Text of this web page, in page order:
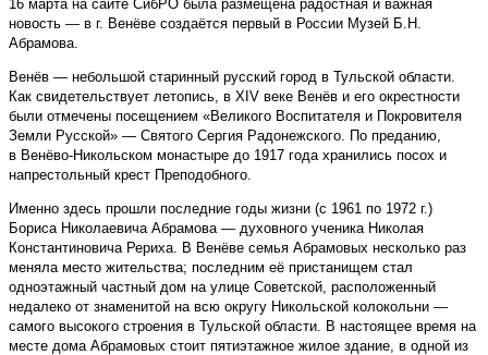
16 марта на сайте СибРО была размещена радостная и важная
новость — в г. Венёве создаётся первый в России Музей Б.Н.
Абрамова.
Венёв — небольшой старинный русский город в Тульской области.
Как свидетельствует летопись, в XIV веке Венёв и его окрестности
были отмечены посещением «Великого Воспитателя и Покровителя
Земли Русской» — Святого Сергия Радонежского. По преданию,
в Венёво-Никольском монастыре до 1917 года хранились посох и
напрестольный крест Преподобного.
Именно здесь прошли последние годы жизни (с 1961 по 1972 г.)
Бориса Николаевича Абрамова — духовного ученика Николая
Константиновича Рериха. В Венёве семья Абрамовых несколько раз
меняла место жительства; последним её пристанищем стал
одноэтажный частный дом на улице Советской, расположенный
недалеко от знаменитой на всю округу Никольской колокольни —
самого высокого строения в Тульской области. В настоящее время на
месте дома Абрамовых стоит пятиэтажное жилое здание, в одной из